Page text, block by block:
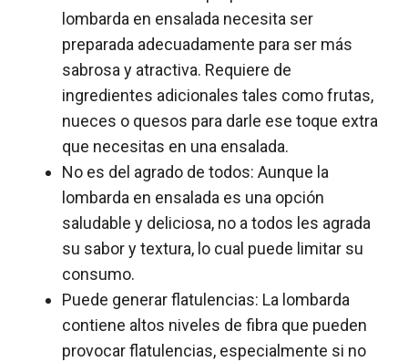
lombarda en ensalada necesita ser
preparada adecuadamente para ser más
sabrosa y atractiva. Requiere de
ingredientes adicionales tales como frutas,
nueces o quesos para darle ese toque extra
que necesitas en una ensalada.
No es del agrado de todos: Aunque la
lombarda en ensalada es una opción
saludable y deliciosa, no a todos les agrada
su sabor y textura, lo cual puede limitar su
consumo.
Puede generar flatulencias: La lombarda
contiene altos niveles de fibra que pueden
provocar flatulencias, especialmente si no